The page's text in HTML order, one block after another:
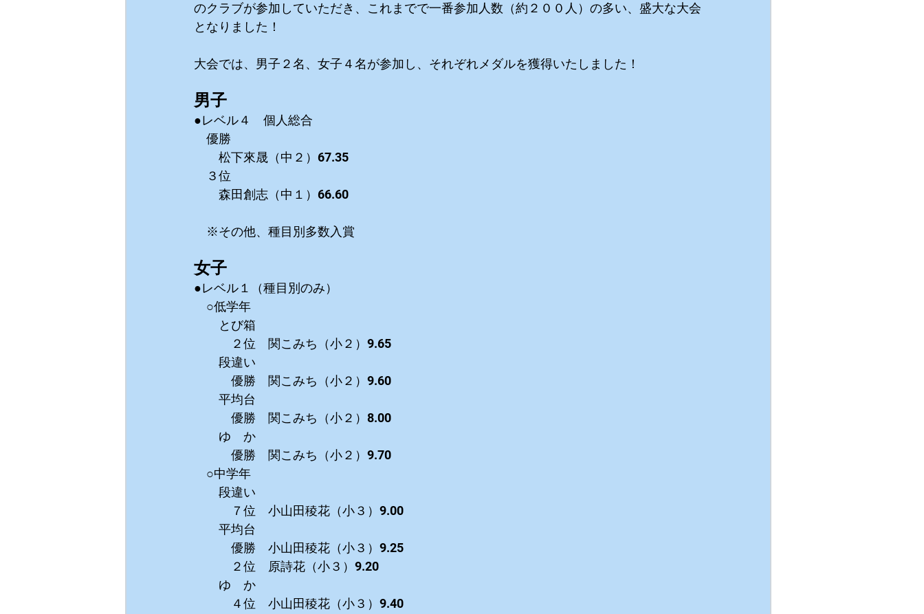
のクラブが参加していただき、これまでで一番参加人数（約２００人）の多い、盛大な大会
となりました！
大会では、男子２名、女子４名が参加し、それぞれメダルを獲得いたしました！
男子
●レベル４　個人総合
優勝
松下來晟（中２）67.35
３位
森田創志（中１）66.60
※その他、種目別多数入賞
女子
●レベル１（種目別のみ）
○低学年
とび箱
２位　関こみち（小２）9.65
段違い
優勝　関こみち（小２）9.60
平均台
優勝　関こみち（小２）8.00
ゆ　か
優勝　関こみち（小２）9.70
○中学年
段違い
７位　小山田稜花（小３）9.00
平均台
優勝　小山田稜花（小３）9.25
２位　原詩花（小３）9.20
ゆ　か
４位　小山田稜花（小３）9.40